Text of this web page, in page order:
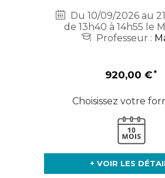
Du 10/09/2026 au
de 13h40 à 14h55 le
Professeur :
920,00 €
Choisissez votre
+ VOIR LES